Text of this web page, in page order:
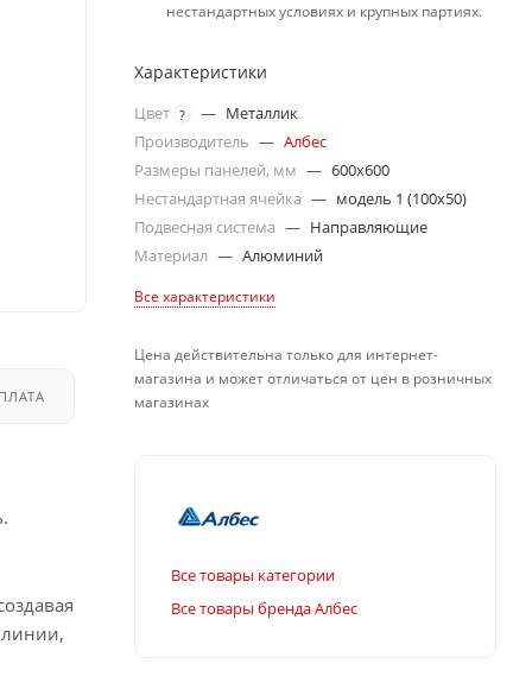
нестандартных условиях и крупных партиях.
Характеристики
Цвет ? — Металлик
Производитель — Албес
Размеры панелей, мм — 600x600
Нестандартная ячейка — модель 1 (100х50)
Подвесная система — Направляющие
Материал — Алюминий
Все характеристики
Цена действительна только для интернет-
магазина и может отличаться от цен в розничных
магазинах
Все товары категории
Все товары бренда Албес